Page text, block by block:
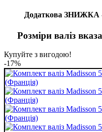
Додаткова ЗНИЖКА -
Розміри валіз
Купуйте з вигодою!
-17%